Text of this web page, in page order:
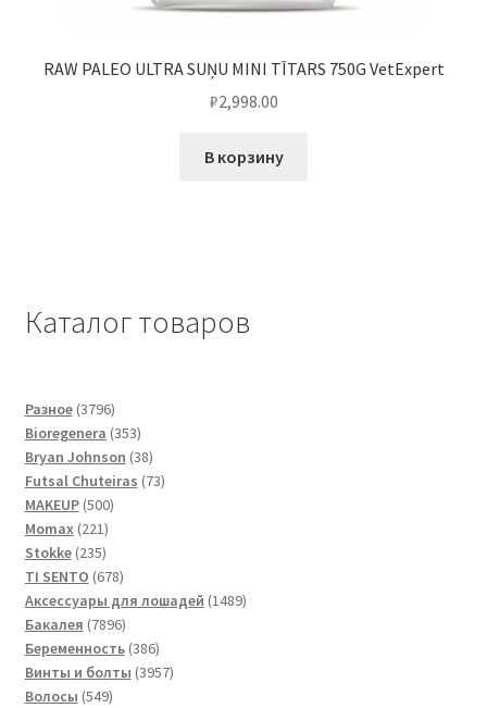
RAW PALEO ULTRA SUŅU MINI TĪTARS 750G VetExpert
₽2,998.00
В корзину
Каталог товаров
Разное 37963796
товаров
Bioregenera 353353
товара
Bryan Johnson 3838
товаров
Futsal Сhuteiras 7373
MAKEUP 500500
Momax 221221
товар
Stokke 235235
товаров
TI SENTO 678678
товаров
Аксессуары для лошадей 14891489
Бакалея 78967896
товаров
Беременность 386386
товаров
Винты и болты 39573957
Волосы 549549